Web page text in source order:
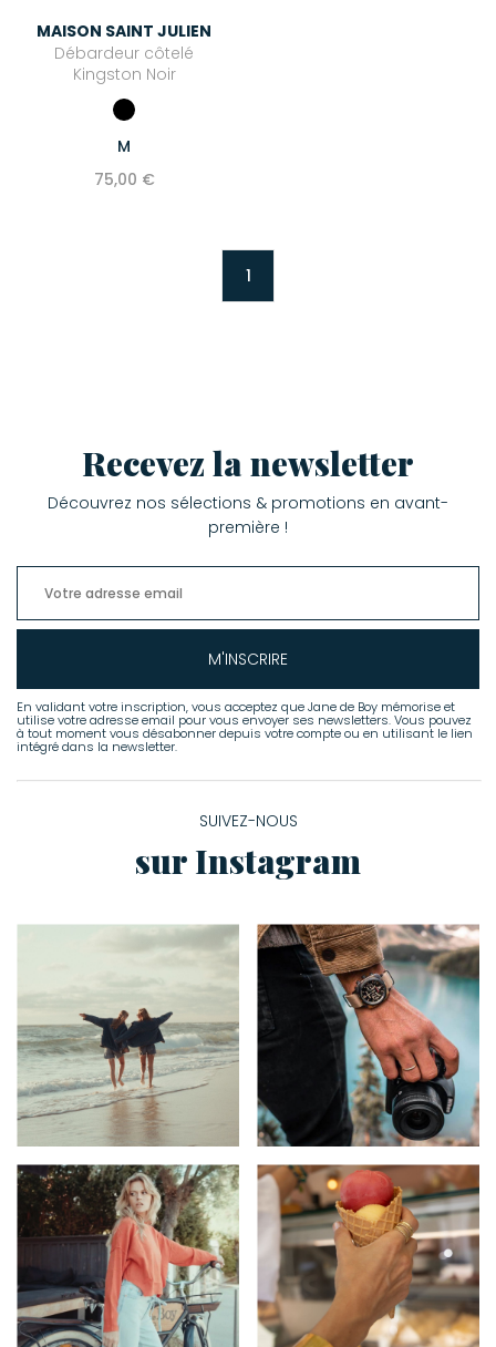
MAISON SAINT JULIEN
Débardeur côtelé
Kingston Noir
M
75,00 €
1
Recevez la newsletter
Découvrez nos sélections & promotions en avant-
première !
M'INSCRIRE
En validant votre inscription, vous acceptez que Jane de Boy mémorise et
utilise votre adresse email pour vous envoyer ses newsletters. Vous pouvez
à tout moment vous désabonner depuis votre compte ou en utilisant le lien
intégré dans la newsletter.
SUIVEZ-NOUS
sur Instagram